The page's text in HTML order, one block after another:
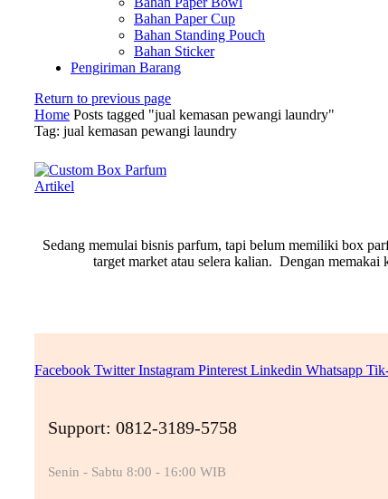
Bahan Paper Cup
Bahan Standing Pouch
Bahan Sticker
Pengiriman Barang
Return to previous page
Home Posts tagged "jual kemasan pewangi laundry"
Tag: jual kemasan pewangi laundry
Artikel
Sedang memulai bisnis parfum, tapi belum memiliki box
target market atau selera kalian. Dengan
Facebook Twitter Instagram Pinterest Linkedin Whatsapp
Support: 0812-3189-5758
Senin - Sabtu 8:00 - 16:00 WIB